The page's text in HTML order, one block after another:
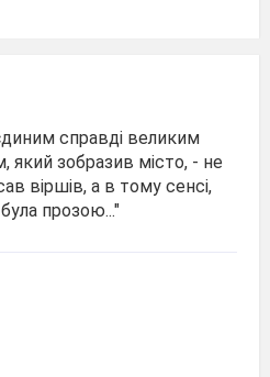
справді великим
який зобразив місто, - не
віршів, а в тому сенсі,
прозою..."